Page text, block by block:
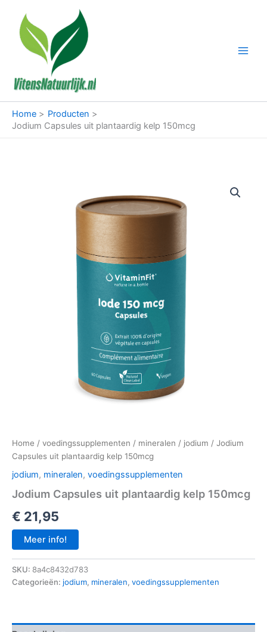
inhoud
Home
Producten
Jodium Capsules uit plantaardig kelp 150mcg
Home / voedingssupplementen / mineralen / jodium / Jodium
Capsules uit plantaardig kelp 150mcg
jodium, mineralen, voedingssupplementen
Jodium Capsules uit plantaardig kelp 150mcg
€ 21,95
Meer info!
SKU: 8a4c8432d783
Categorieën: jodium, mineralen, voedingssupplementen